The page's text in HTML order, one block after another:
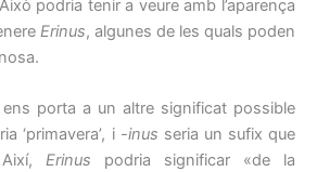
podria tenir a veure amb l’aparença
Erinus, algunes de les quals poden
porta a un altre significat possible
‘primavera’, i -inus seria un sufix que
Erinus podria significar «de la